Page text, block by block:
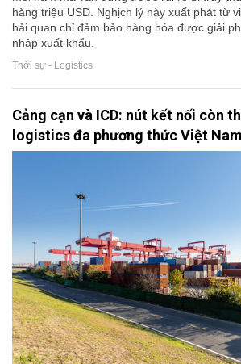
hàng triệu USD. Nghịch lý này xuất phát từ
hải quan chỉ đảm bảo hàng hóa được giải
nhập xuất khẩu.
Thời sự - Logistics
Cảng cạn và ICD: nút kết nối còn
logistics đa phương thức Việt Nam